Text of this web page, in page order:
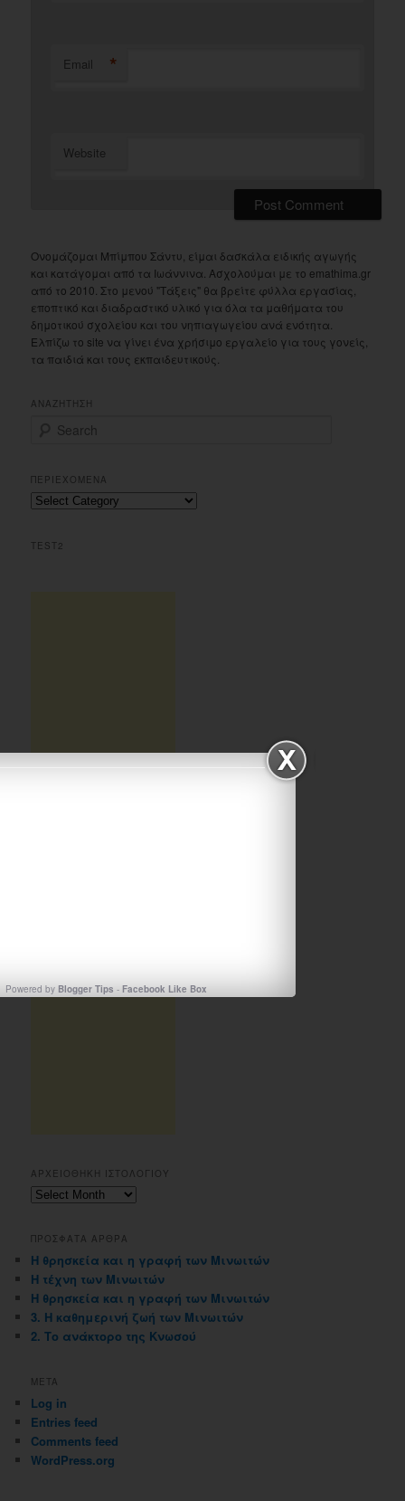
Email *
Website
Ονομάζομαι Μπίμπου Σάντυ, είμαι δασκάλα ειδικής αγωγής
και κατάγομαι από τα Ιωάννινα. Ασχολούμαι με το emathima.gr
από το 2010. Στο μενού "Τάξεις" θα βρείτε φύλλα εργασίας,
εποπτικό και διαδραστικό υλικό για όλα τα μαθήματα του
δημοτικού σχολείου και του νηπιαγωγείου ανά ενότητα.
Ελπίζω το site να γίνει ένα χρήσιμο εργαλείο για τους γονείς,
τα παιδιά και τους εκπαιδευτικούς.
ΑΝΑΖΗΤΗΣΗ
r
c
h
ΠΕΡΙΕΧΟΜΕΝΑ
Περιεχομενα
TEST2
ΑΡΧΕΙΟΘΗΚΗ ΙΣΤΟΛΟΓΙΟΥ
Αρχειοθηκη
ΠΡΟΣΦΑΤΑ ΑΡΘΡΑ
Η θρησκεία και η γραφή των Μινωιτών
Η τέχνη των Μινωιτών
Η θρησκεία και η γραφή των Μινωιτών
3. Η καθημερινή ζωή των Μινωιτών
2. Το ανάκτορο της Κνωσού
META
Log in
Entries feed
Comments feed
WordPress.org
Powered by Blogger Tips - Facebook Like Box